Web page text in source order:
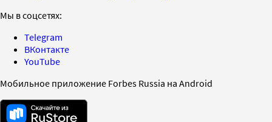
Мы в соцсетях:
Telegram
ВКонтакте
YouTube
Мобильное приложение Forbes Russia на Android